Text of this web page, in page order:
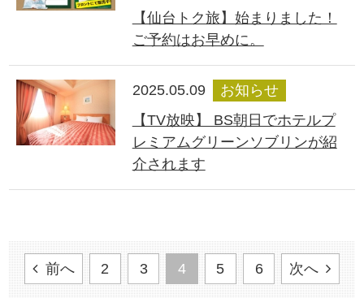
【仙台トク旅】始まりました！
ご予約はお早めに。
2025.05.09
お知らせ
【TV放映】 BS朝日でホテルプ
レミアムグリーンソブリンが紹
介されます
前へ 2 3 4 5 6 次へ